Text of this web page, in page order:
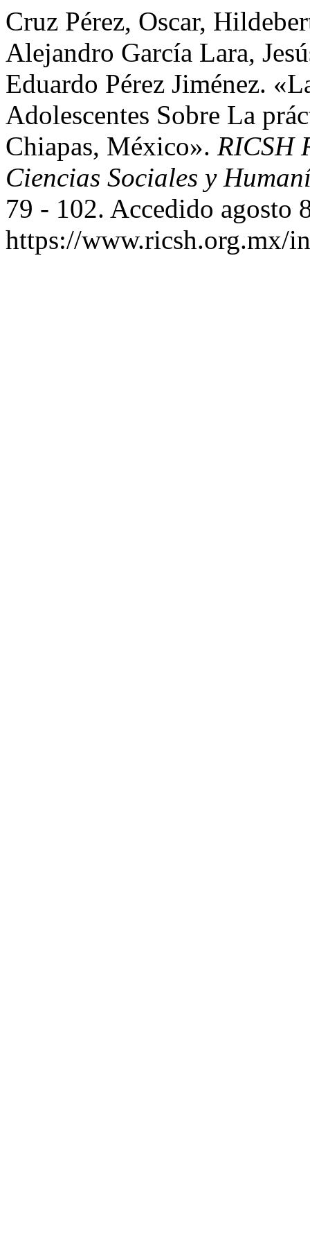
Cruz Pérez, Oscar,
Alejandro García Lara,
Eduardo Pérez Jiménez.
Adolescentes Sobre La
Chiapas, México». RICSH
Ciencias Sociales y
79 - 102. Accedido agosto
https://www.ricsh.org.mx/